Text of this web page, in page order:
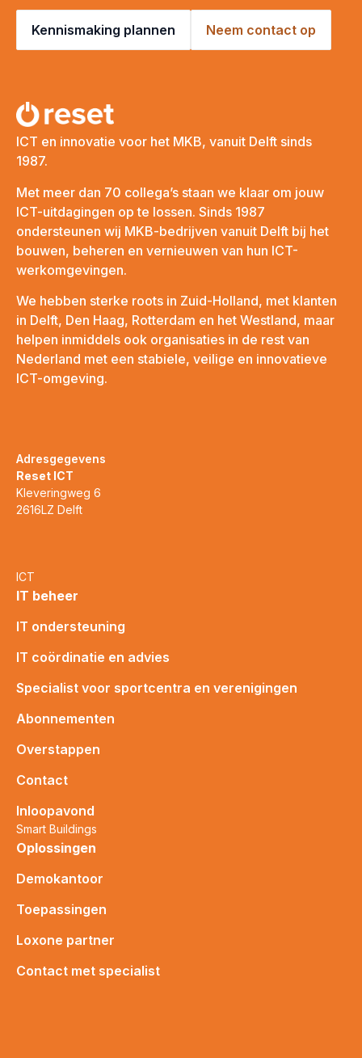
Kennismaking plannen Neem contact op
ICT en innovatie voor het MKB, vanuit Delft sinds
1987.
Met meer dan 70 collega’s staan we klaar om jouw
ICT-uitdagingen op te lossen. Sinds 1987
ondersteunen wij MKB-bedrijven vanuit Delft bij het
bouwen, beheren en vernieuwen van hun ICT-
werkomgevingen.
We hebben sterke roots in Zuid-Holland, met klanten
in Delft, Den Haag, Rotterdam en het Westland, maar
helpen inmiddels ook organisaties in de rest van
Nederland met een stabiele, veilige en innovatieve
ICT-omgeving.
Adresgegevens
Reset ICT
Kleveringweg 6
2616LZ Delft
ICT
IT beheer
IT ondersteuning
IT coördinatie en advies
Specialist voor sportcentra en verenigingen
Abonnementen
Overstappen
Contact
Inloopavond
Smart Buildings
Oplossingen
Demokantoor
Toepassingen
Loxone partner
Contact met specialist